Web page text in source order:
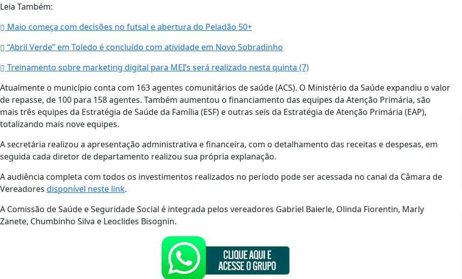
Leia Também:
Maio começa com decisões no futsal e abertura do Peladão 50+
“Abril Verde” em Toledo é concluído com atividade em Novo Sobradinho
Treinamento sobre marketing digital para MEI’s será realizado nesta quinta (7)
Atualmente o município conta com 163 agentes comunitários de saúde (ACS). O Ministério da Saúde expandiu o valor
de repasse, de 100 para 158 agentes. Também aumentou o financiamento das equipes da Atenção Primária, são
mais três equipes da Estratégia de Saúde da Família (ESF) e outras seis da Estratégia de Atenção Primária (EAP),
totalizando mais nove equipes.
A secretária realizou a apresentação administrativa e financeira, com o detalhamento das receitas e despesas, em
seguida cada diretor de departamento realizou sua própria explanação.
A audiência completa com todos os investimentos realizados no período pode ser acessada no canal da Câmara de
Vereadores disponível neste link.
A Comissão de Saúde e Seguridade Social é integrada pelos vereadores Gabriel Baierle, Olinda Fiorentin, Marly
Zanete, Chumbinho Silva e Leoclides Bisognin.